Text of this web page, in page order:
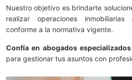
Nuestro objetivo es brindarte
realizar operaciones
conforme a la normativa vigente.
Confía en abogados
para gestionar tus asuntos con